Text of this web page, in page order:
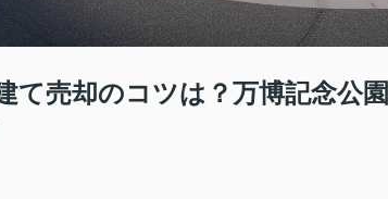
て売却のコツは？万博記念公